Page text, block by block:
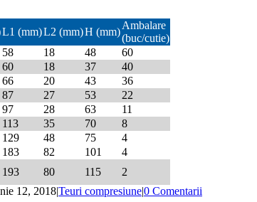
L1 (mm)L2 (mm)H (mm)
Ambalare
(buc/cutie)
58 18 48
60
60 18 37
40
66 20 43
36
87 27 53
22
97 28 63
11
113 35 70
8
129 48 75
4
183 82 101
4
193 80 115
2
12, 2018|Teuri compresiune|0 Comentarii